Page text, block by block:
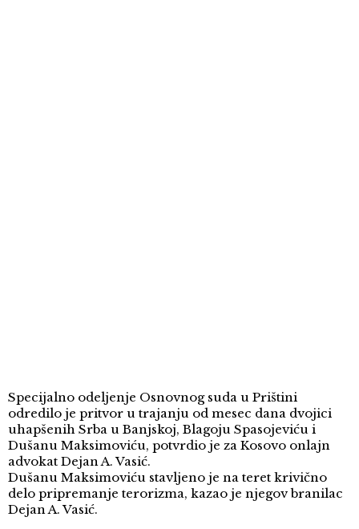
Specijalno odeljenje Osnovnog suda u Prištini
odredilo je pritvor u trajanju od mesec dana dvojici
uhapšenih Srba u Banjskoj, Blagoju Spasojeviću i
Dušanu Maksimoviću, potvrdio je za Kosovo onlajn
advokat Dejan A. Vasić.
Dušanu Maksimoviću stavljeno je na teret krivično
delo pripremanje terorizma, kazao je njegov branilac
Dejan A. Vasić.